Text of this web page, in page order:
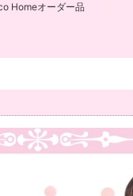
Homeオーダー品